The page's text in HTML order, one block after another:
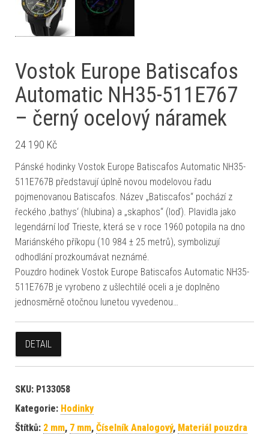
Vostok Europe Batiscafos
Automatic NH35-511E767
– černý ocelový náramek
24 190 Kč
Pánské hodinky Vostok Europe Batiscafos Automatic NH35-
511E767B představují úplně novou modelovou řadu
pojmenovanou Batiscafos. Název „Batiscafos“ pochází z
řeckého ‚bathys‘ (hlubina) a „skaphos“ (loď). Plavidla jako
legendární loď Trieste, která se v roce 1960 potopila na dno
Mariánského příkopu (10 984 ± 25 metrů), symbolizují
odhodlání prozkoumávat neznámé.
Pouzdro hodinek Vostok Europe Batiscafos Automatic NH35-
511E767B je vyrobeno z ušlechtilé oceli a je doplněno
jednosměrně otočnou lunetou vyvedenou…
DETAIL
SKU: P133058
Kategorie: Hodinky
Štítků: 2 mm, 7 mm, Číselník Analogový, Materiál pouzdra